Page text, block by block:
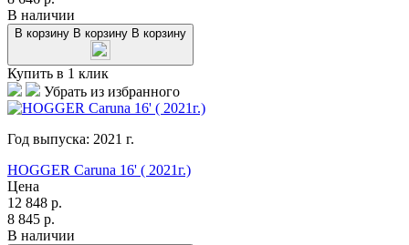
В наличии
В корзину В корзину В корзину
Купить в 1 клик
Убрать из избранного
Год выпуска: 2021 г.
HOGGER Caruna 16' ( 2021г.)
Цена
12 848 р.
8 845 р.
В наличии